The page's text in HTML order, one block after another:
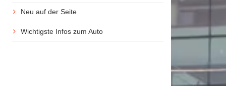
Neu auf der Seite
Wichtigste Infos zum Auto